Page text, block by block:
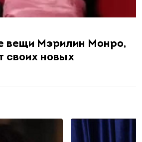
вещи Мэрилин Монро,
своих новых